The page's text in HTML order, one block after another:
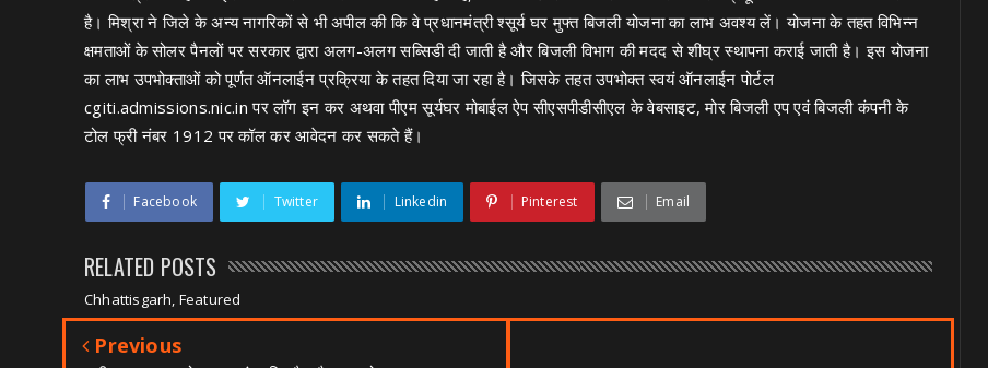
है। मिश्रा ने जिले के अन्य नागरिकों से भी अपील की कि वे प्रधानमंत्री श्सूर्य घर मुफ्त बिजली योजना का लाभ अवश्य लें। योजना के तहत विभिन्न
क्षमताओं के सोलर पैनलों पर सरकार द्वारा अलग-अलग सब्सिडी दी जाती है और बिजली विभाग की मदद से शीघ्र स्थापना कराई जाती है। इस योजना
का लाभ उपभोक्ताओं को पूर्णत ऑनलाईन प्रक्रिया के तहत दिया जा रहा है। जिसके तहत उपभोक्त स्वयं ऑनलाईन पोर्टल
cgiti.admissions.nic.in पर लॉग इन कर अथवा पीएम सूर्यघर मोबाईल ऐप सीएसपीडीसीएल के वेबसाइट, मोर बिजली एप एवं बिजली कंपनी के
टोल फ्री नंबर 1912 पर कॉल कर आवेदन कर सकते हैं।
Facebook Twitter Linkedin Pinterest Email
RELATED POSTS
Chhattisgarh, Featured
Previous